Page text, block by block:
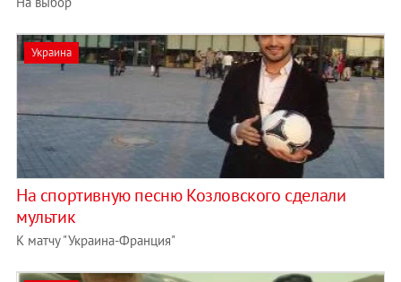
Украина
На спортивную песню Козловского сделали
мультик
К матчу "Украина-Франция"